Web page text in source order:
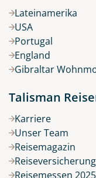
Lateinamerika
USA
Portugal
England
Gibraltar
Talisman
Karriere
Unser Team
Reisemagazin
Reiseversicherung
Reisemessen